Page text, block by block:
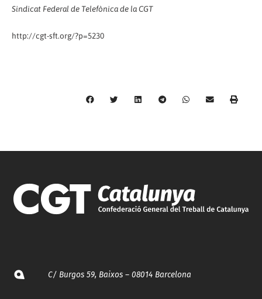
Sindicat Federal de Telefònica de la CGT
http://cgt-sft.org/?p=5230
C/ Burgos 59, Baixos – 08014 Barcelona